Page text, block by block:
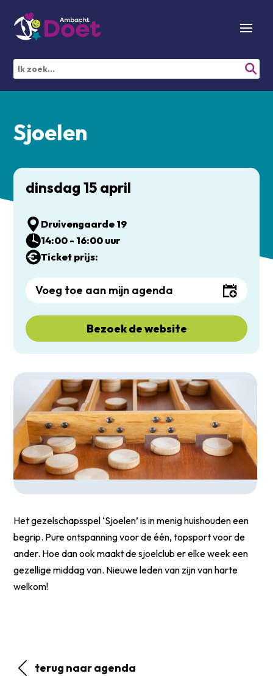
Sjoelen
Het gezelschapsspel ‘Sjoelen’ is in menig huishouden een
begrip. Pure ontspanning voor de één, topsport voor de
ander. Hoe dan ook maakt de sjoelclub er elke week een
gezellige middag van. Nieuwe leden van zijn van harte
welkom!
terug naar agenda
dinsdag 15 april
Druivengaarde 19
14:00 - 16:00 uur
Ticket prijs:
Voeg toe aan mijn agenda
Bezoek de website